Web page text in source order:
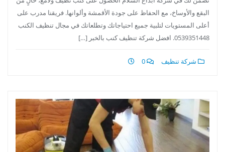
البقع والأوساخ، مع الحفاظ على جودة الأقمشة وألوانها. فريقنا مدرب على
أعلى المستويات لتلبية جميع احتياجاتك وتطلعاتك في مجال تنظيف الكنب
0539351448. افضل شركة تنظيف كنب بالخبر […]
شركة تنظيف